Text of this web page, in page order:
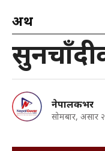
अर्थ
नेपालकभर
सोमबार, असार